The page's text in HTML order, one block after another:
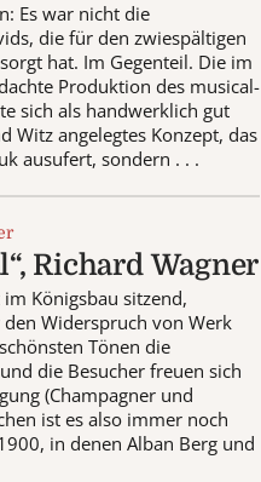
Es war nicht die
die für den zwiespältigen
hat. Im Gegenteil. Die im
Produktion des musical-
sich als handwerklich gut
Witz angelegtes Konzept, das
ausufert, sondern . . .
Richard Wagner
Königsbau sitzend,
Widerspruch von Werk
Tönen die
die Besucher freuen sich
(Champagner und
ist es also immer noch
in denen Alban Berg und